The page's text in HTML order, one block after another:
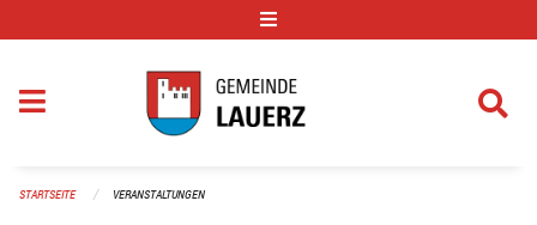
STARTSEITE VERANSTALTUNGEN